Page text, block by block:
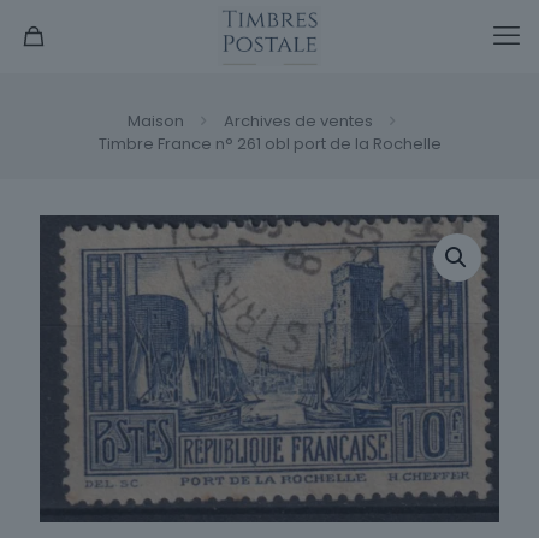
Maison
Archives de ventes
Timbre France n° 261 obl port de la Rochelle